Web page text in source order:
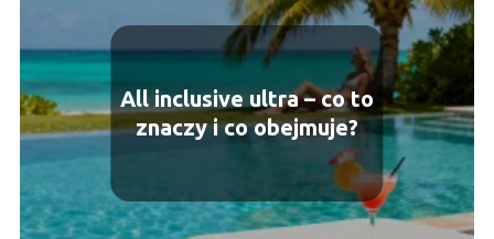
All inclusive ultra – co to
znaczy i co obejmuje?